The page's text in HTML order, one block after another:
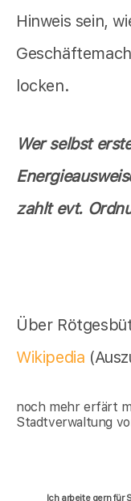
Hinweis sein,
locken.
Wer selbst
zahlt evt.
Über
Wikipedia
noch mehr erfärt
Stadtverwaltung
Ich arbeite gern für